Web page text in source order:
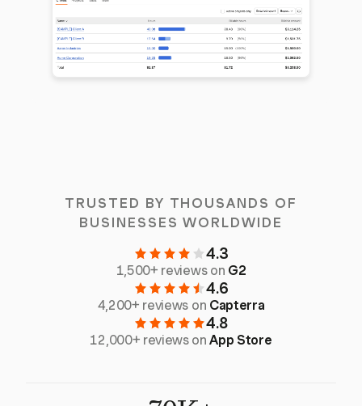
TRUSTED BY THOUSANDS OF
BUSINESSES WORLDWIDE
4.3
1,500+ reviews on G2
4.6
4,200+ reviews on Capterra
4.8
12,000+ reviews onApp Store